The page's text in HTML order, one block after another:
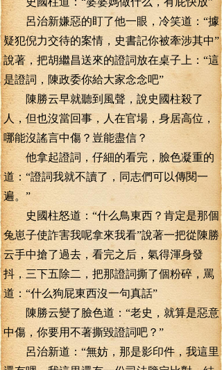
呂治新嫌惡的盯了他一眼，冷笑道：“據
疑犯倪力交待的案情，史書記你被牽涉其中”
說著，把胡繼昌送來的證詞放在桌子上：“這
是證詞，陳政委你給大家念念吧”
陳勝云早就聽到風聲，說史國柱殺了
人，但也沒當回事，人在官場，身居高位，
哪能沒謠言中傷？豈能盡信？
他拿起證詞，仔細的看完，臉色凝重的
道：“證詞我就不讀了，同志們可以傳閱一
遍。”
史國柱怒道：“什么鳥東西？肯定是那個
兔崽子使詐害我呢拿來我看”說著一把從陳勝
云手中搶了過去，看完之后，氣得渾身發
抖，三下五除二，把那證詞撕了個粉碎，罵
道：“什么狗屁東西沒一句真話”
陳勝云變了臉色道：“老史，就算是惡意
中傷，你要用不著撕毀證詞吧？”
呂治新道：“無妨，那是影印件，我這里